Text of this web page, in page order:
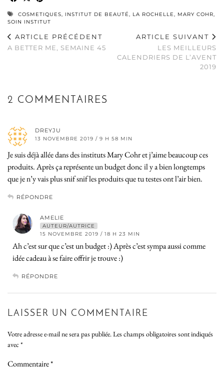
COSMETIQUES INSTITUT DE BEAUTÉ LA ROCHELLE MARY COHR
SOIN INSTITUT
ARTICLE PRÉCÉDENT
A BETTER ME, SEMAINE 45
ARTICLE SUIVANT
LES MEILLEURS
CALENDRIERS DE L’AVENT
2019
2 COMMENTAIRES
DREYJU
13 NOVEMBRE 2019 / 9 H 58 MIN
Je suis déjà allée dans des instituts Mary Cohr et j’aime beaucoup ces
produits. Après ça représente un budget donc il y a bien longtemps
que je n’y vais plus snif snif les produits que tu testes ont l’air bien.
RÉPONDRE
AMELIE
AUTEUR/AUTRICE
15 NOVEMBRE 2019 / 18 H 23 MIN
Ah c’est sur que c’est un budget :) Après c’est sympa aussi comme
idée cadeau à se faire offrir je trouve :)
RÉPONDRE
LAISSER UN COMMENTAIRE
Votre adresse e-mail ne sera pas publiée. Les champs obligatoires sont indiqués
avec *
Commentaire*